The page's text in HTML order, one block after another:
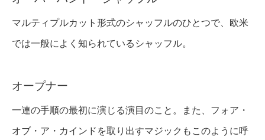
マルティプルカット形式のシャッフルのひとつで、欧米
では一般によく知られているシャッフル。
オープナー
一連の手順の最初に演じる演目のこと。また、フォア・
オブ・ア・カインドを取り出すマジックもこのように呼